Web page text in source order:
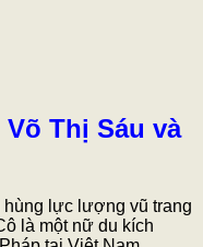
Thị Sáu và
hùng lực lượng vũ trang
là một nữ du kích